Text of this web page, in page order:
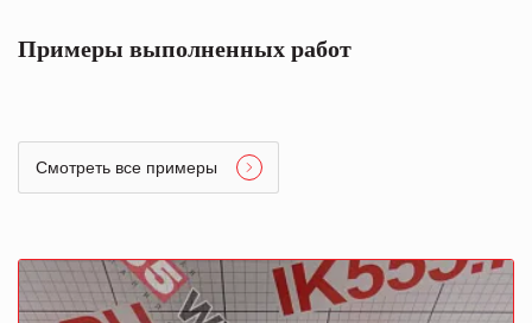
Примеры выполненных работ
Смотреть все примеры